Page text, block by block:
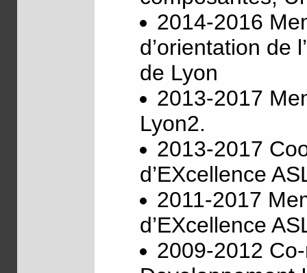
2014-2016
d’orientation de
de Lyon
2013-2017
Lyon2.
2013-2017
d’EXcellence
2011-2017
d’EXcellence
2009-2012